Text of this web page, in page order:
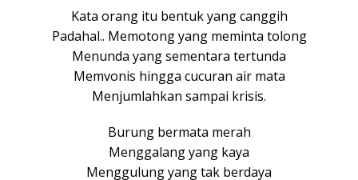
Kata orang itu bentuk yang canggih
Padahal.. Memotong yang meminta tolong
Menunda yang sementara tertunda
Memvonis hingga cucuran air mata
Menjumlahkan sampai krisis.
Burung bermata merah
Menggalang yang kaya
Menggulung yang tak berdaya